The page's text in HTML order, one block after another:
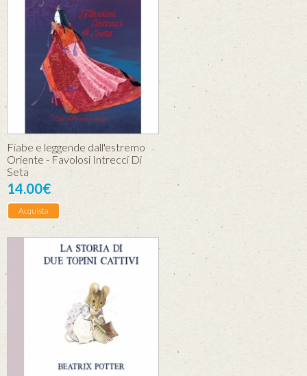
Fiabe e leggende dall'estremo
Oriente - Favolosi Intrecci Di
Seta
14.00€
Acquista